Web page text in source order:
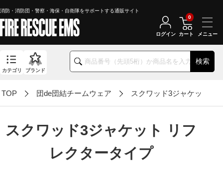
消防・消防団・警察・海保・自衛隊をサポートする通販サイト
検索
カテゴリ ブランド
ログイン カート
0
TOP 団de団結チームウェア スクワッド3ジャケット リ
スクワッド3ジャケット リフ
レクタータイプ